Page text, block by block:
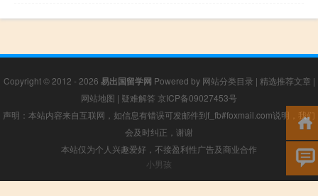
Copyright © 2012 - 2026 易出国留学网 Powered by 网站分类目录 | 精选推荐文章 |
网站地图 | 疑难解答 京ICP备09027453号
声明：本站内容来自互联网，如信息有错误可发邮件到f_fb#foxmail.com说明，我们
会及时纠正，谢谢
本站仅为个人兴趣爱好，不接盈利性广告及商业合作
小男孩